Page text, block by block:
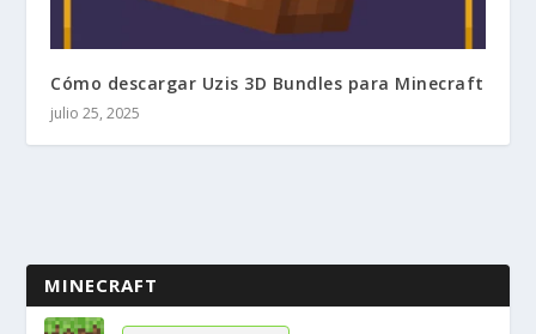
Cómo descargar Uzis 3D Bundles para Minecraft
julio 25, 2025
MINECRAFT